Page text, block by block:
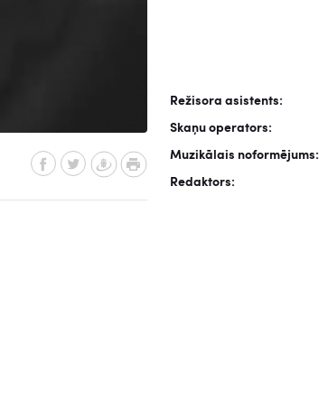
Režisora asistents:
Skaņu operators:
Muzikālais noformējums:
Redaktors: